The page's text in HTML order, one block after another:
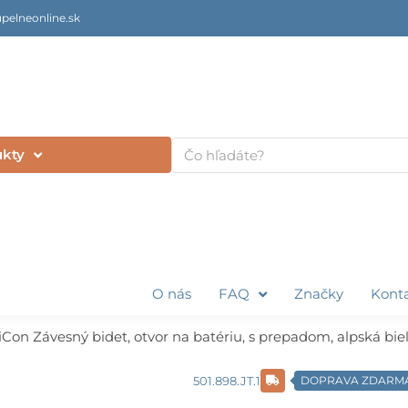
Vyhľadať
O nás FAQ Značky
Závesný bidet, otvor na batériu, s prepadom, alpská
501.898.JT.1 DOPRAVA